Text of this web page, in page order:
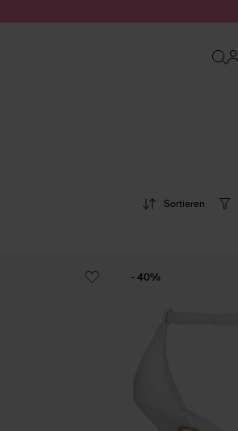
Sortieren
- 40%